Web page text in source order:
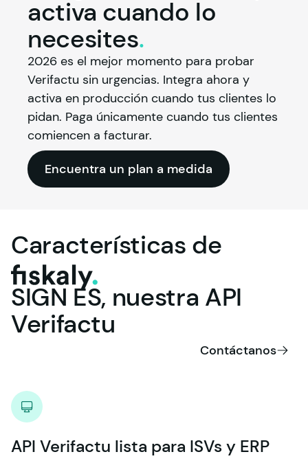
activa cuando lo
necesites.
2026 es el mejor momento para probar
Verifactu sin urgencias. Integra ahora y
activa en producción cuando tus clientes lo
pidan. Paga únicamente cuando tus clientes
comiencen a facturar.
Encuentra un plan a medida
Características de
fiskaly.
SIGN ES, nuestra API
Verifactu
Contáctanos
API Verifactu lista para ISVs y ERP